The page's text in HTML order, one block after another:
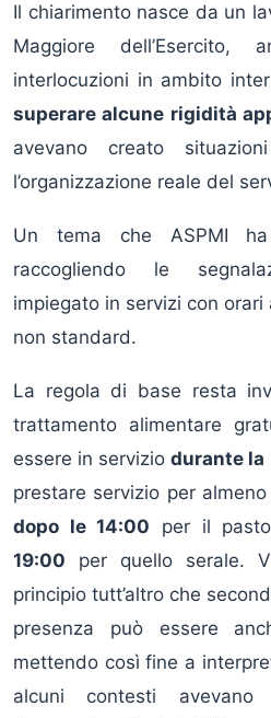
Il chiarimento nasce da un
Maggiore
interlocuzioni in ambito
superare alcune rigidità
avevano creato
l’organizzazione reale del
Un tema che ASPMI
raccogliendo le
impiegato in servizi con
non standard.
La regola di base resta
trattamento alimentare
essere in serviziodurante la
prestare servizio per almeno
dopo le 14:00 per il
19:00 per quello serale.
principio tutt’altro che
presenza può essere
mettendo così fine a
alcuni contesti